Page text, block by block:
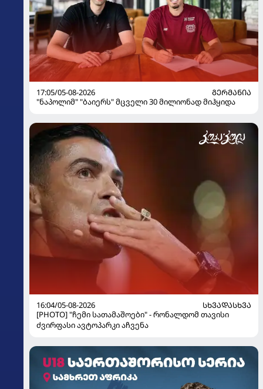
17:05/05-08-2026
ᲒᲔᲠᲛᲐᲜᲘᲐ
"ნაპოლიმ" "ბაიერს" მცველი 30 მილიონად მიჰყიდა
16:04/05-08-2026
ᲡᲮᲕᲐᲓᲐᲡᲮᲕᲐ
[PHOTO] "ჩემი სათამაშოები" - რონალდომ თავისი
ძვირფასი ავტოპარკი აჩვენა